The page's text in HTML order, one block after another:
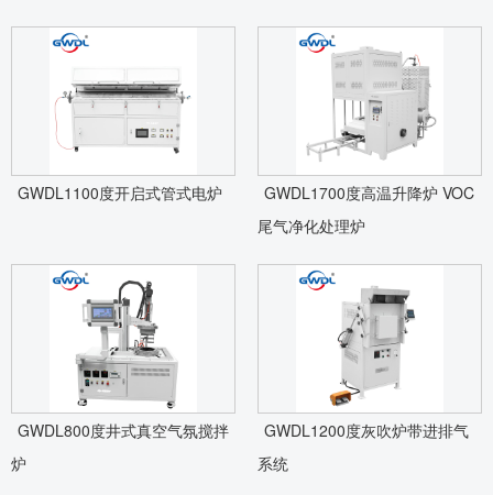
GWDL1100度开启式管式电炉
GWDL1700度高温升降炉 VOC
尾气净化处理炉
GWDL800度井式真空气氛搅拌
炉
GWDL1200度灰吹炉带进排气
系统